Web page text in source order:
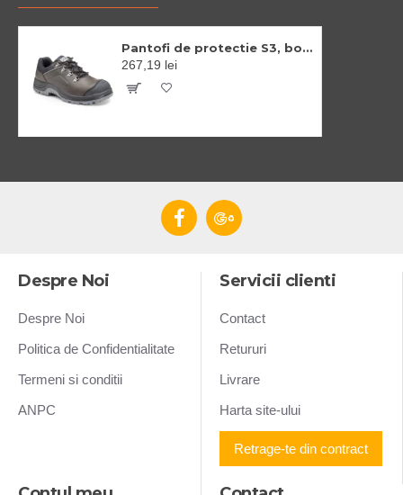
Pantofi de protectie S3, bombeu si lamela din otel, brant confortabil EVA
267,19 lei
Despre Noi
Despre Noi
Politica de Confidentialitate
Termeni si conditii
ANPC
Servicii clienti
Contact
Retururi
Livrare
Harta site-ului
Retrage-te din contract